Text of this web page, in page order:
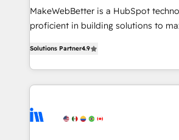
measurable impact.
MakeWebBetter is a HubSpot
proficient in building solutions to
growing tech-enabler & facilitator,
hands you the blend of HubSpot
eminent solutions & integrations. Trust us to
Elite Partners with 10+ years of
Solutions Partner4.9